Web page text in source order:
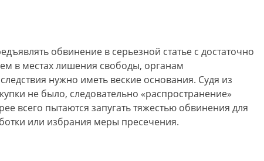
обвинение в серьезной статье с достаточно
в местах лишения свободы, органам
нужно иметь веские основания. Судя из
не было, следовательно «распространение»
всего пытаются запугать тяжестью обвинения для
или избрания меры пресечения.